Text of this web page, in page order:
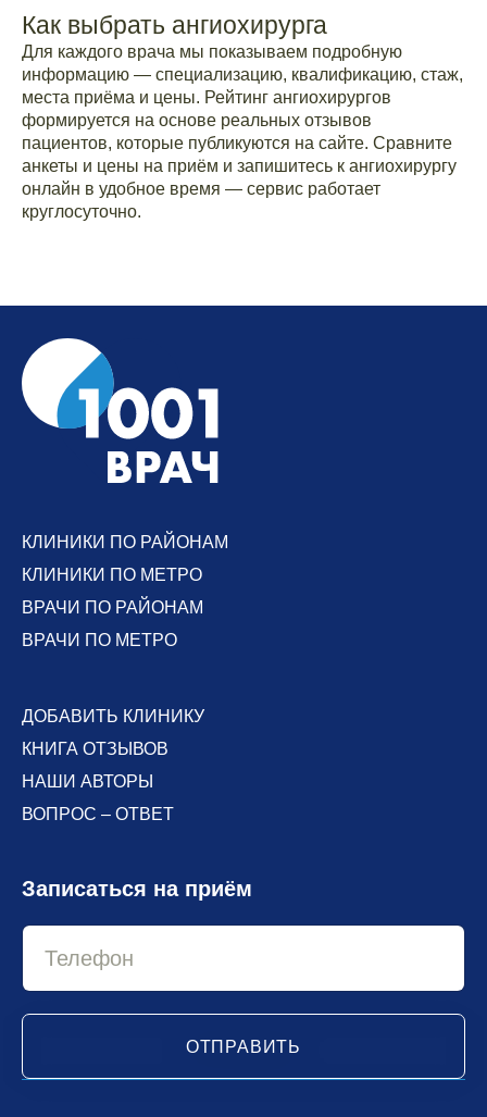
Как выбрать ангиохирурга
Для каждого врача мы показываем подробную
информацию — специализацию, квалификацию, стаж,
места приёма и цены. Рейтинг ангиохирургов
формируется на основе реальных отзывов
пациентов, которые публикуются на сайте. Сравните
анкеты и цены на приём и запишитесь к ангиохирургу
онлайн в удобное время — сервис работает
круглосуточно.
КЛИНИКИ ПО РАЙОНАМ
КЛИНИКИ ПО МЕТРО
ВРАЧИ ПО РАЙОНАМ
ВРАЧИ ПО МЕТРО
ДОБАВИТЬ КЛИНИКУ
КНИГА ОТЗЫВОВ
НАШИ АВТОРЫ
ВОПРОС – ОТВЕТ
Записаться на приём
ОТПРАВИТЬ